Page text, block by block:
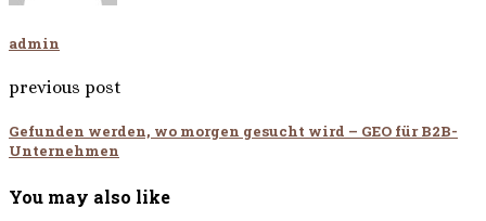
admin
previous post
Gefunden werden, wo morgen gesucht wird – GEO für B2B-
Unternehmen
You may also like